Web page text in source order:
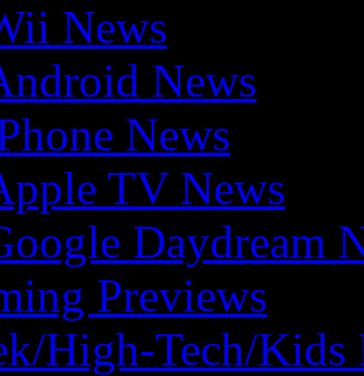
News
News
News
TV News
Daydream
Previews
High-Tech/Kids